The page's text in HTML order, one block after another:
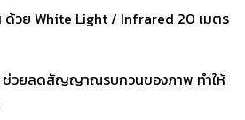
ด้วย White Light / Infrared 20 เมตร
ช่วยลดสัญญาณรบกวนของภาพ ทำให้